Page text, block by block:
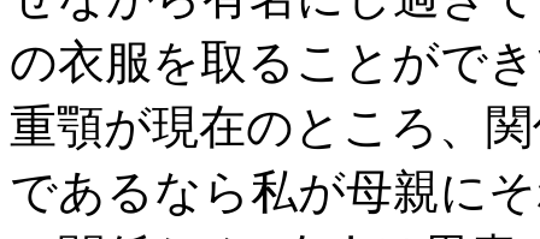
の衣服を取ることがで
重顎が現在のところ、
であるなら私が母親に